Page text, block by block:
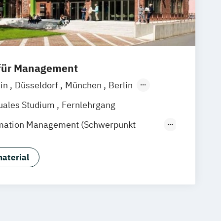
Management
Düsseldorf München
Berlin
Rhein
Studium
Fernlehrgang
Management (Schwerpunkt
& Hotel Asset Management
Hotel Management (dual)